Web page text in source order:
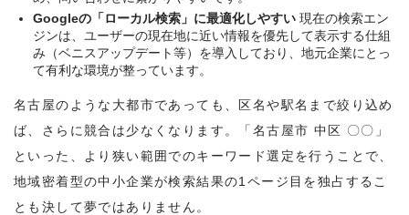
Googleの「ローカル検索」に最適化しやすい 現在の検索エン
ジンは、ユーザーの現在地に近い情報を優先して表示する仕組
み（ベニスアップデート等）を導入しており、地元企業にとっ
て有利な環境が整っています。
名古屋のような大都市であっても、区名や駅名まで絞り込め
ば、さらに競合は少なくなります。「名古屋市 中区 〇〇」
といった、より狭い範囲でのキーワード選定を行うことで、
地域密着型の中小企業が検索結果の1ページ目を独占するこ
とも決して夢ではありません。